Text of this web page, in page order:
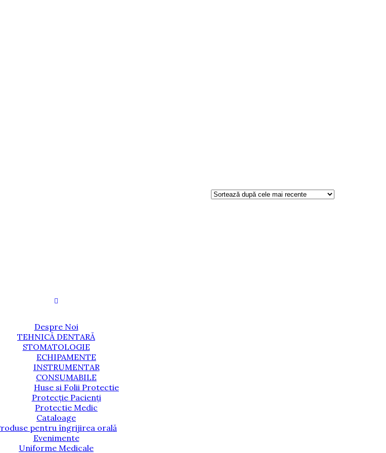
Despre Noi
TEHNICĂ DENTARĂ
STOMATOLOGIE
ECHIPAMENTE
INSTRUMENTAR
CONSUMABILE
Huse si Folii Protectie
Protecție Pacienți
Protectie Medic
Cataloage
pentru îngrijirea orală
Evenimente
Uniforme Medicale